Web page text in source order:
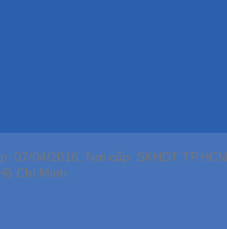
07/04/2016, Nơi cấp: SKHDT TP.HCM
Chí Minh